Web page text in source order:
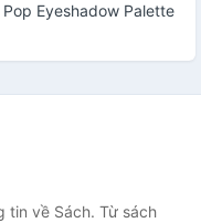
Eyeshadow Palette
tin về Sách. Từ sách